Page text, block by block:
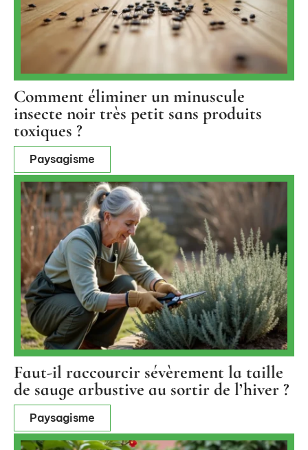
Comment éliminer un minuscule
insecte noir très petit sans produits
toxiques ?
Paysagisme
Faut-il raccourcir sévèrement la taille
de sauge arbustive au sortir de l’hiver ?
Paysagisme